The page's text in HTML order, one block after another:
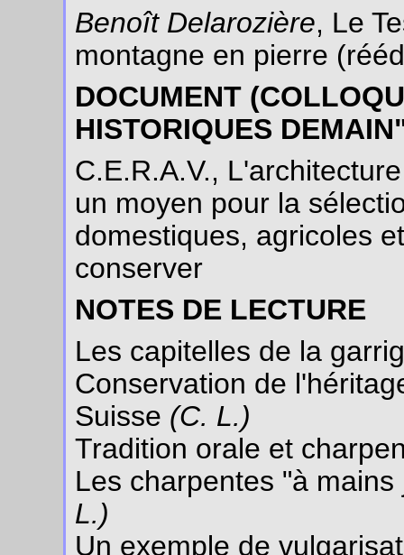
Benoît Delarozière, Le
montagne en pierre
DOCUMENT
HISTORIQUES
C.E.R.A.V.,
un moyen pour la
domestiques, agricoles
conserver
NOTES DE LECTURE
Les capitelles de la
Conservation de
Suisse (C. L.)
Tradition orale et
Les charpentes "à
L.)
Un exemple de